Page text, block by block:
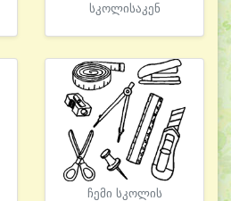
სკოლისაკენ
ჩემი სკოლის